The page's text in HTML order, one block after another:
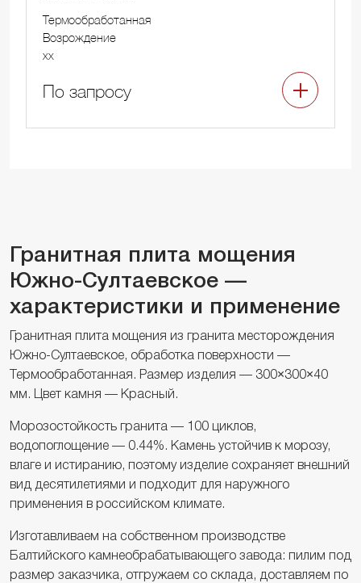
Термообработанная
Возрождение
xx
По запросу
Гранитная плита мощения
Южно-Султаевское —
характеристики и применение
Гранитная плита мощения из гранита месторождения
Южно-Султаевское, обработка поверхности —
Термообработанная. Размер изделия — 300×300×40
мм. Цвет камня — Красный.
Морозостойкость гранита — 100 циклов,
водопоглощение — 0.44%. Камень устойчив к морозу,
влаге и истиранию, поэтому изделие сохраняет внешний
вид десятилетиями и подходит для наружного
применения в российском климате.
Изготавливаем на собственном производстве
Балтийского камнеобрабатывающего завода: пилим под
размер заказчика, отгружаем со склада, доставляем по